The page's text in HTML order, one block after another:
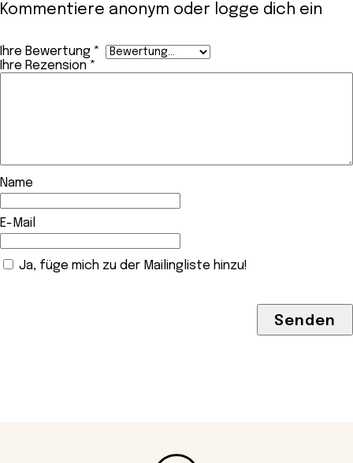
Kommentiere anonym oder logge dich ein
Ihre Bewertung *
Ihre Rezension *
Name
E-Mail
Ja, füge mich zu der Mailingliste hinzu!